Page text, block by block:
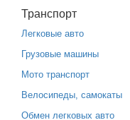
Транспорт
Легковые авто
Грузовые машины
Мото транспорт
Велосипеды, самокаты
Обмен легковых авто